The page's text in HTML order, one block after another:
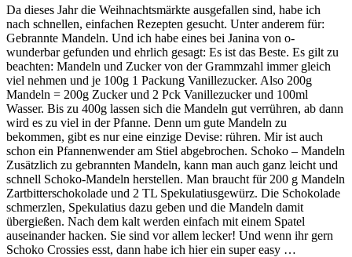
Da dieses Jahr die Weihnachtsmärkte ausgefallen sind, habe ich
nach schnellen, einfachen Rezepten gesucht. Unter anderem für:
Gebrannte Mandeln. Und ich habe eines bei Janina von o-
wunderbar gefunden und ehrlich gesagt: Es ist das Beste. Es gilt zu
beachten: Mandeln und Zucker von der Grammzahl immer gleich
viel nehmen und je 100g 1 Packung Vanillezucker. Also 200g
Mandeln = 200g Zucker und 2 Pck Vanillezucker und 100ml
Wasser. Bis zu 400g lassen sich die Mandeln gut verrühren, ab dann
wird es zu viel in der Pfanne. Denn um gute Mandeln zu
bekommen, gibt es nur eine einzige Devise: rühren. Mir ist auch
schon ein Pfannenwender am Stiel abgebrochen. Schoko – Mandeln
Zusätzlich zu gebrannten Mandeln, kann man auch ganz leicht und
schnell Schoko-Mandeln herstellen. Man braucht für 200 g Mandeln
Zartbitterschokolade und 2 TL Spekulatiusgewürz. Die Schokolade
schmerzlen, Spekulatius dazu geben und die Mandeln damit
übergießen. Nach dem kalt werden einfach mit einem Spatel
auseinander hacken. Sie sind vor allem lecker! Und wenn ihr gern
Schoko Crossies esst, dann habe ich hier ein super easy …